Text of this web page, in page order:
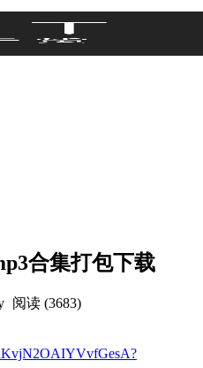
合集打包下载
阅读 (3683)